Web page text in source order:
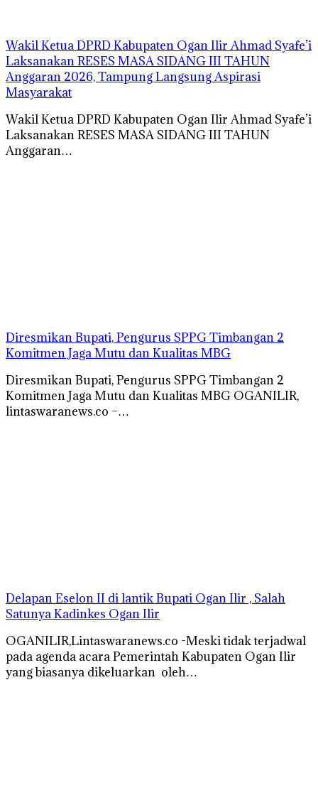
Wakil Ketua DPRD Kabupaten Ogan Ilir Ahmad Syafe’i
Laksanakan RESES MASA SIDANG III TAHUN
Anggaran 2026, Tampung Langsung Aspirasi
Masyarakat
Wakil Ketua DPRD Kabupaten Ogan Ilir Ahmad Syafe’i
Laksanakan RESES MASA SIDANG III TAHUN
Anggaran…
Diresmikan Bupati, Pengurus SPPG Timbangan 2
Komitmen Jaga Mutu dan Kualitas MBG
Diresmikan Bupati, Pengurus SPPG Timbangan 2
Komitmen Jaga Mutu dan Kualitas MBG OGANILIR,
lintaswaranews.co –…
Delapan Eselon II di lantik Bupati Ogan Ilir , Salah
Satunya Kadinkes Ogan Ilir
OGANILIR,Lintaswaranews.co -Meski tidak terjadwal
pada agenda acara Pemerintah Kabupaten Ogan Ilir
yang biasanya dikeluarkan oleh…